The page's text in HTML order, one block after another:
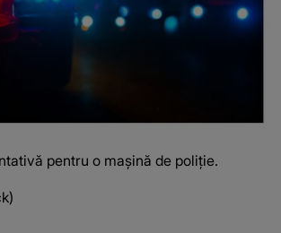
pentru o mașină de poliție.